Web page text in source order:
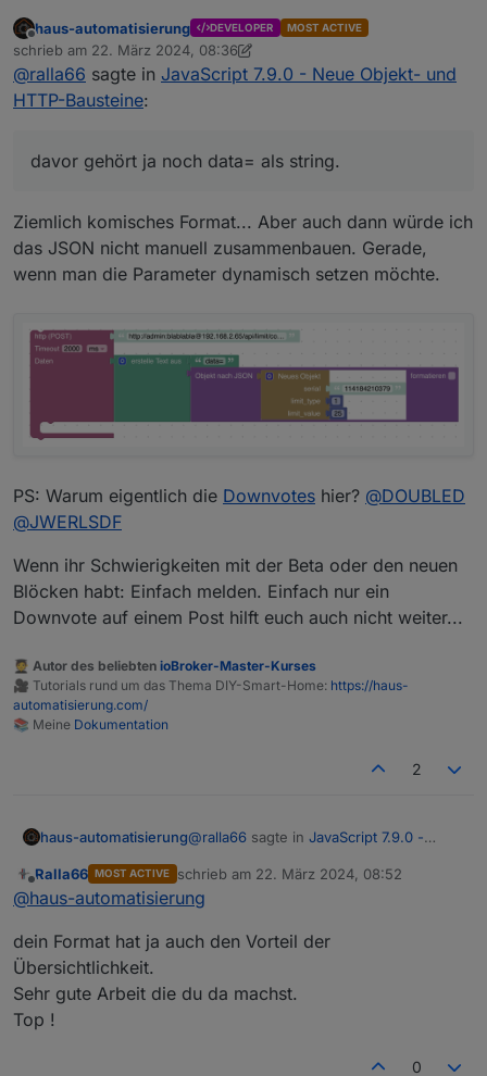
teste ich mal mit Objekt, davor gehört ja noch data= als
string.
Zur Info zu Leerfeld Post, Wireshark zeigte hier die
Lösung.
wird als Get gesendet, zumindest aus Windows
heraus.
Offline
haus-automatisierung DEVELOPER MOST ACTIVE
schrieb am 22. März 2024, 08:36
zuletzt editiert von haus-automatisierung
@ralla66 sagte in JavaScript 7.9.0 - Neue Objekt- und
HTTP-Bausteine:
davor gehört ja noch data= als string.
Ziemlich komisches Format... Aber auch dann würde ich
das JSON nicht manuell zusammenbauen. Gerade,
wenn man die Parameter dynamisch setzen möchte.
PS: Warum eigentlich die Downvotes hier? @DOUBLED
@JWERLSDF
Wenn ihr Schwierigkeiten mit der Beta oder den neuen
Blöcken habt: Einfach melden. Einfach nur ein
Downvote auf einem Post hilft euch auch nicht weiter...
🧑‍🎓 Autor des beliebten ioBroker-Master-Kurses
🎥 Tutorials rund um das Thema DIY-Smart-Home: https://haus-
automatisierung.com/
📚 Meine Dokumentation
2
haus-automatisierung@ralla66 sagte in JavaScript 7.9.0 -
Ziemlich komisches Format... Aber auch
die Parameter dynamisch setzen
Offline
Ralla66 MOST ACTIVE schrieb am 22. März 2024, 08:52
zuletzt editiert von
@haus-automatisierung
dein Format hat ja auch den Vorteil der
Übersichtlichkeit.
Sehr gute Arbeit die du da machst.
Top !
0